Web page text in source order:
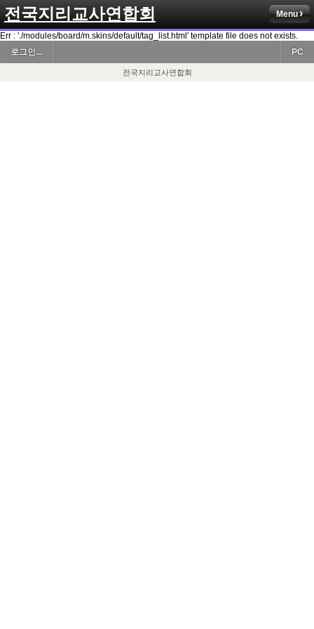
전국지리교사연합회 Menu
Err : './modules/board/m.skins/default/tag_list.html' template file does not exists.
로그인...
PC
전국지리교사연합회